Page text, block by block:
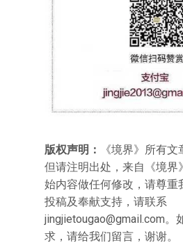
版权声明：
《境界》所有文
但请注明出处，来自《境界
始内容做任何修改，请尊重
投稿及奉献支持，请联系
jingjietougao@gmail.com。
求，请给我们留言，谢谢。